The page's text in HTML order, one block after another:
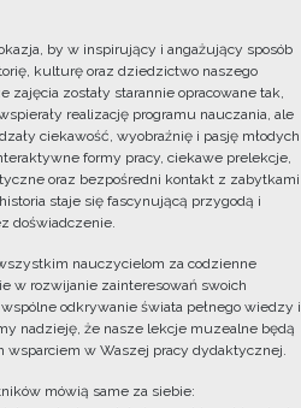
okazja, by w inspirujący i angażujący sposób
kulturę oraz dziedzictwo naszego
zajęcia zostały starannie opracowane tak,
realizację programu nauczania, ale
ciekawość, wyobraźnię i pasję młodych
formy pracy, ciekawe prelekcje,
oraz bezpośredni kontakt z zabytkami
staje się fascynującą przygodą i
doświadczenie.
nauczycielom za codzienne
w rozwijanie zainteresowań swoich
odkrywanie świata pełnego wiedzy i
nadzieję, że nasze lekcje muzealne będą
wsparciem w Waszej pracy dydaktycznej.
mówią same za siebie: